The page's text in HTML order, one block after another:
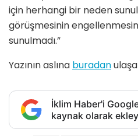
için herhangi bir neden
görüşmesinin
sunulmadı.”
Yazının aslına buradan
İklim Haber'i
kaynak olarak